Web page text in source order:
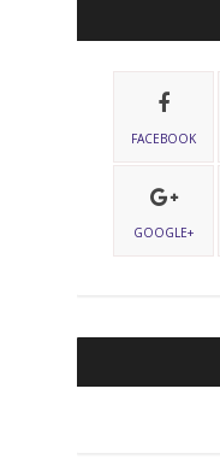
FACEBOOK
GOOGLE+